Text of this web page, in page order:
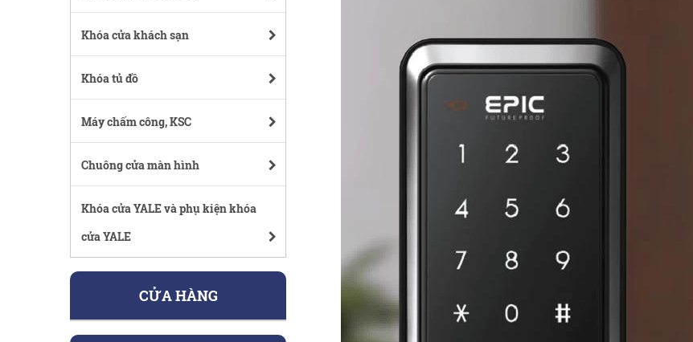
Khóa cửa khách sạn
Khóa tủ đồ
Máy chấm công, KSC
Chuông cửa màn hình
Khóa cửa YALE và phụ kiện khóa
cửa YALE
CỬA HÀNG